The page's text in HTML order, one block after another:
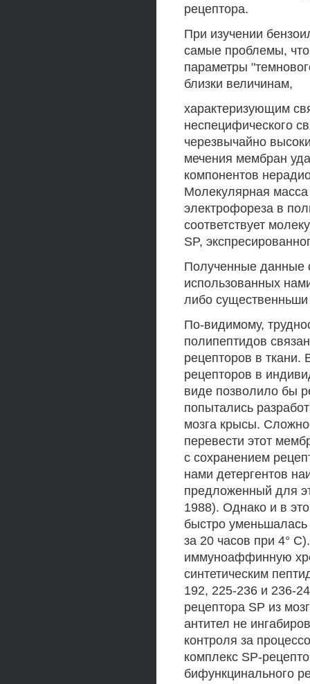
рецептора.
При изучении
самые проблемы,
параметры
близки величинам,
характеризующим
неспецифического
черезвычайно
мечения мембран
компонентов
Молекулярная масса
электрофореза в
соответствует
SP,
Полученные данные
использованных
либо
По-видимому,
полипептидов
рецепторов в ткани.
рецепторов в
виде позволило бы
попытались
мозга крысы.
перевести этот
с сохранением
нами детергентов
предложенный для
1988). Однако и в
быстро уменьшалась
за 20 часов при 4°
иммуноаффинную
синтетическим
192, 225-236 и 236-
рецептора SP из
антител не
контроля за
комплекс SP-
бифункцинального